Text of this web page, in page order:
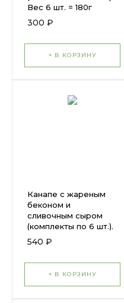
Вес 6 шт. = 180г
300 ₽
+ В КОРЗИНУ
Канапе с жареным
беконом и
сливочным сыром
(комплекты по 6 шт.).
Вес 6 шт. = 180г
540 ₽
+ В КОРЗИНУ